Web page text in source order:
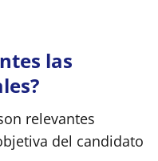
las
relevantes
del candidato